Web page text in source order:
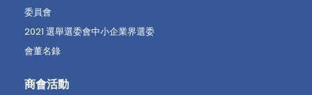
委員會
2021 選舉選委會中小企業界選委
會董名錄
商會活動